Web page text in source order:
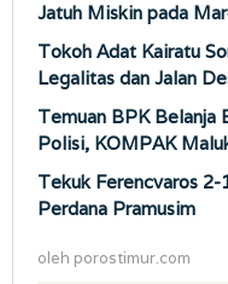
Jatuh Miskin pada
Tokoh Adat Kairatu
Legalitas dan Jalan
Temuan BPK Belanja
Polisi, KOMPAK
Tekuk Ferencvaros 2-
Perdana Pramusim
oleh porostimur.com